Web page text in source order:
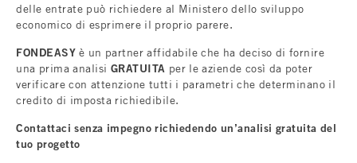
delle entrate può richiedere al Ministero dello sviluppo
economico di esprimere il proprio parere.
FONDEASYè un partner affidabile che ha deciso di fornire
una prima analisi GRATUITA per le aziende così da poter
verificare con attenzione tutti i parametri che determinano il
credito di imposta richiedibile.
Contattaci senza impegno richiedendo un’analisi gratuita del
tuo progetto